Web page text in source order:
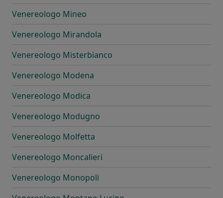
Venereologo Mineo
Venereologo Mirandola
Venereologo Misterbianco
Venereologo Modena
Venereologo Modica
Venereologo Modugno
Venereologo Molfetta
Venereologo Moncalieri
Venereologo Monopoli